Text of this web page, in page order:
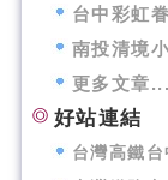
台中彩虹
南投清境
更多文章...
好站連結
台灣高鐵台